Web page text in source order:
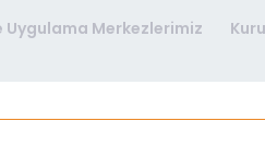
Uygulama Merkezlerimiz